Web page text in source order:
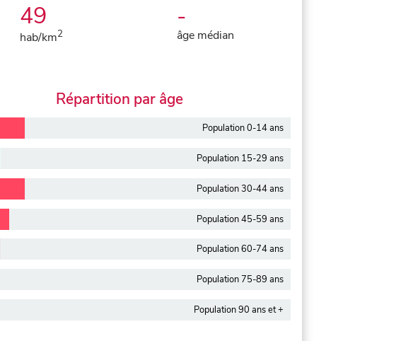
49
hab/km2
-
âge médian
Répartition par âge
Population 0-14 ans
Population 15-29 ans
Population 30-44 ans
Population 45-59 ans
Population 60-74 ans
Population 75-89 ans
Population 90 ans et +